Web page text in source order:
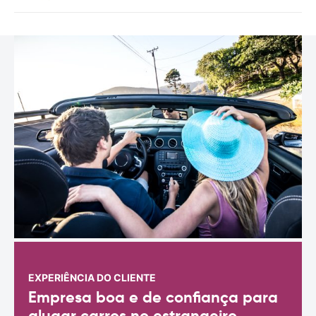
EXPERIÊNCIA DO CLIENTE
Empresa boa e de confiança para